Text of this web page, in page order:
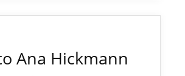
Ana Hickmann